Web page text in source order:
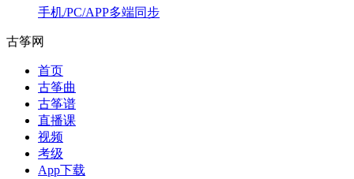
手机/PC/APP多端同步
古筝网
首页
古筝曲
古筝谱
直播课
视频
考级
App下载